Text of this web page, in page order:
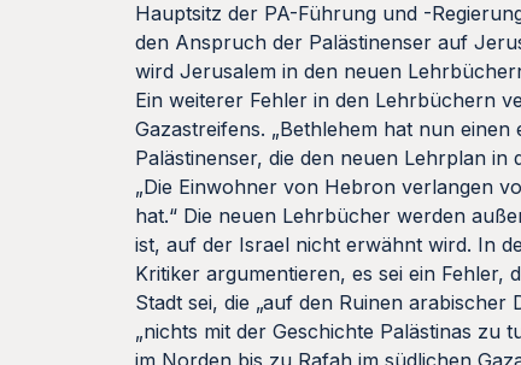
Hauptsitz der PA-Führung und -
den Anspruch der Palästinenser auf
wird Jerusalem in den neuen
Ein weiterer Fehler in den Lehrbüchern
Gazastreifens. „Bethlehem hat nun
Palästinenser, die den neuen Lehrplan
„Die Einwohner von Hebron verlangen
hat.“ Die neuen Lehrbücher werden
ist, auf der Israel nicht erwähnt wird. In
Kritiker argumentieren, es sei ein Fehler,
Stadt sei, die „auf den Ruinen
„nichts mit der Geschichte Palästinas zu